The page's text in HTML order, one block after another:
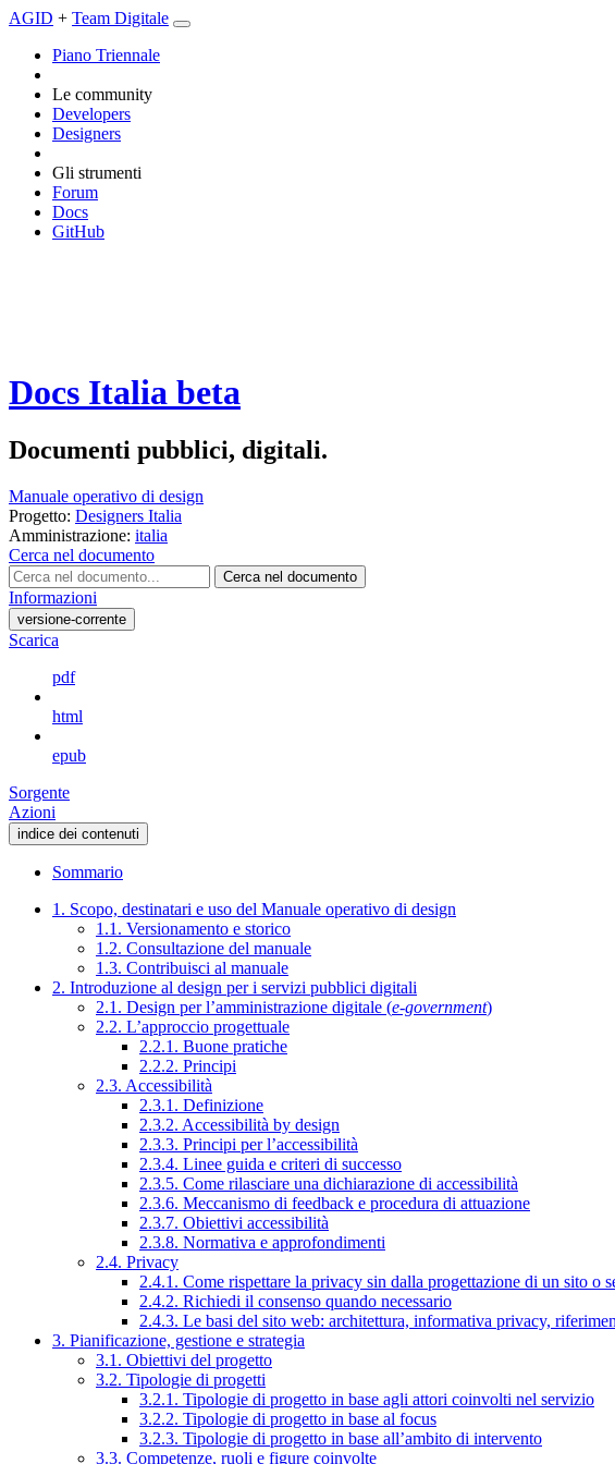
AGID + Team Digitale
Piano Triennale
Le community
Developers
Designers
Gli strumenti
Forum
Docs
GitHub
Docs Italia beta
Documenti pubblici, digitali.
Manuale operativo di design
Progetto: Designers Italia
Amministrazione: italia
Cerca nel documento
Cerca nel documento
Informazioni
versione-corrente
Scarica
pdf
html
epub
Sorgente
Azioni
indice dei contenuti
Sommario
1. Scopo, destinatari e uso del Manuale operativo di design
1.1. Versionamento e storico
1.2. Consultazione del manuale
1.3. Contribuisci al manuale
2. Introduzione al design per i servizi pubblici digitali
2.1. Design per l’amministrazione digitale (e-government)
2.2. L’approccio progettuale
2.2.1. Buone pratiche
2.2.2. Principi
2.3. Accessibilità
2.3.1. Definizione
2.3.2. Accessibilità by design
2.3.3. Principi per l’accessibilità
2.3.4. Linee guida e criteri di successo
2.3.5. Come rilasciare una dichiarazione di accessibilità
2.3.6. Meccanismo di feedback e procedura di attuazione
2.3.7. Obiettivi accessibilità
2.3.8. Normativa e approfondimenti
2.4. Privacy
2.4.1. Come rispettare la privacy sin dalla progettazione di un sito o
2.4.2. Richiedi il consenso quando necessario
2.4.3. Le basi del sito web: architettura, informativa privacy,
3. Pianificazione, gestione e strategia
3.1. Obiettivi del progetto
3.2. Tipologie di progetti
3.2.1. Tipologie di progetto in base agli attori coinvolti nel servizio
3.2.2. Tipologie di progetto in base al focus
3.2.3. Tipologie di progetto in base all’ambito di intervento
3.3. Competenze, ruoli e figure coinvolte